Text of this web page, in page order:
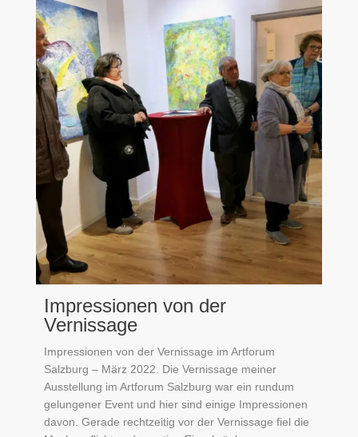
Impressionen von der
Vernissage
Impressionen von der Vernissage im Artforum
Salzburg – März 2022. Die Vernissage meiner
Ausstellung im Artforum Salzburg war ein rundum
gelungener Event und hier sind einige Impressionen
davon. Gerade rechtzeitig vor der Vernissage fiel die